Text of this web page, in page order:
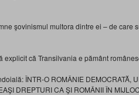
şovinismul multora dintre ei – de care
că Transilvania e pământ
ÎNTR-O ROMÂNIE DEMOCRATĂ,
DREPTURI CA ŞI ROMÂNII ÎN